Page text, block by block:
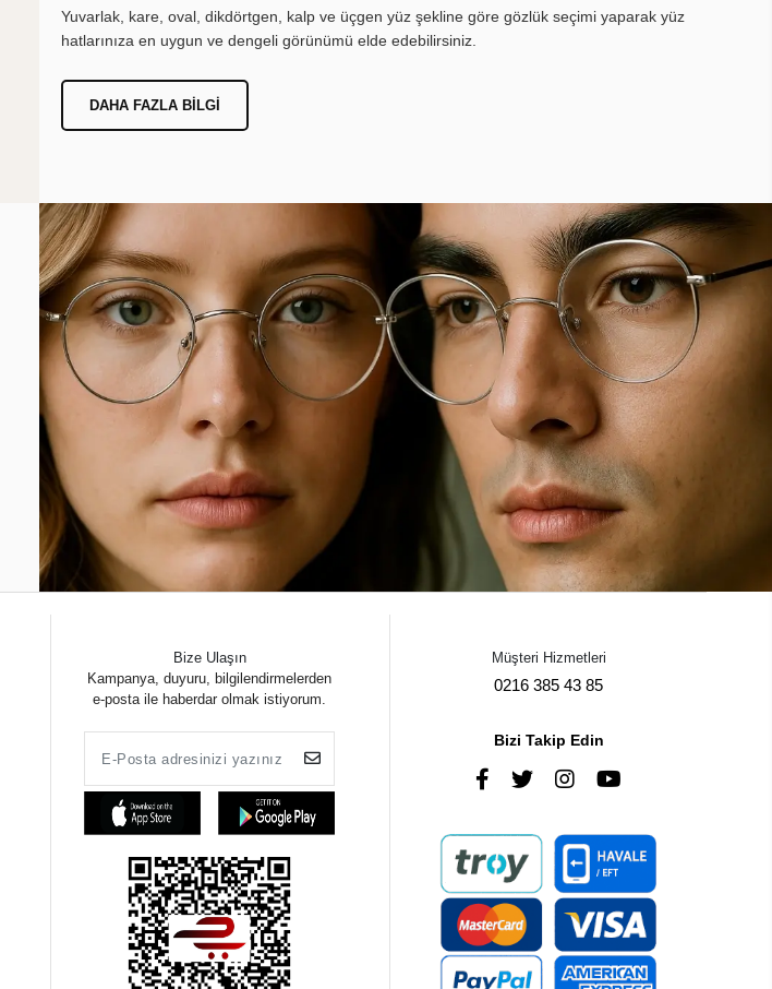
Yuvarlak, kare, oval, dikdörtgen, kalp ve üçgen yüz şekline göre gözlük seçimi yaparak yüz
hatlarınıza en uygun ve dengeli görünümü elde edebilirsiniz.
DAHA FAZLA BILGI
Bize Ulaşın
Kampanya, duyuru, bilgilendirmelerden
e-posta ile haberdar olmak istiyorum.
Müşteri Hizmetleri
0216 385 43 85
Bizi Takip Edin